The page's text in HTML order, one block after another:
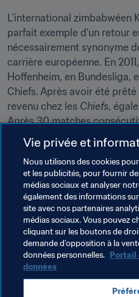
L'international zimbabwéen
parfait exemple d'un retour
nécessairement synonyme
carrière européenne. En
Hoffenheim, en Bundesliga,
Chiefs. Après avoir été
revenu chez les Chiefs,
Après 30 matches
des filets en Allemagne, il
avec les Chiefs. Résultat : il
en première division belge,
26 rencontres, ce qui fait de
réalisateur de la Jupiler Pro
leader.
Thèmes en lien
Algeria Côte d'Ivoire
Vie privée et
Nous utilisons des cookies
et les publicités, pour fournir
médias sociaux et analyser
également des informations
site avec nos partenaires
médias sociaux. Vous pouvez
cliquant sur les boutons de
demande d’opposition à la
données personnelles. Portail
données